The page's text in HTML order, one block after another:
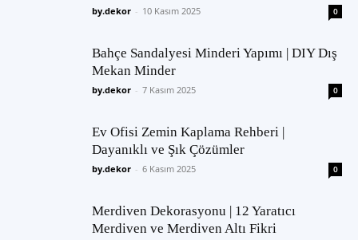
by.dekor - 10 Kasım 2025 0
Bahçe Sandalyesi Minderi Yapımı | DIY Dış
Mekan Minder
by.dekor - 7 Kasım 2025 0
Ev Ofisi Zemin Kaplama Rehberi |
Dayanıklı ve Şık Çözümler
by.dekor - 6 Kasım 2025 0
Merdiven Dekorasyonu | 12 Yaratıcı
Merdiven ve Merdiven Altı Fikri